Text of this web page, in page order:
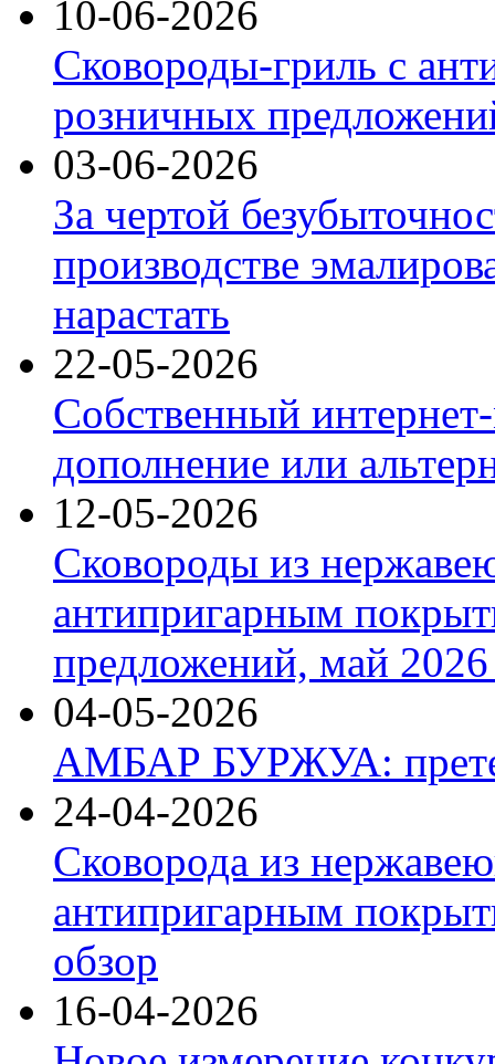
10-06-2026
Сковороды-гриль с
розничных
03-06-2026
За чертой
производстве
нарастать
22-05-2026
Собственный
дополнение или
12-05-2026
Сковороды из
антипригарным
предложений, май 2026
04-05-2026
АМБАР БУРЖУА:
24-04-2026
Сковорода из
антипригарным
обзор
16-04-2026